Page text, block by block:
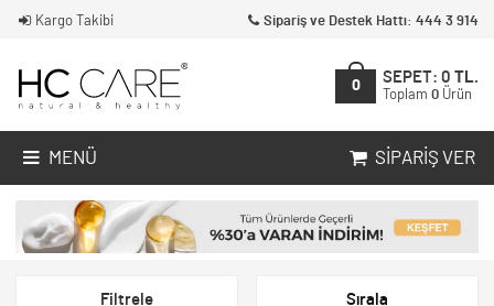
Kargo Takibi Sipariş ve Destek Hattı: 444 3 914
0
SEPET: 0 TL.
Toplam 0 Ürün
MENÜ SIPARIŞ VER
Filtrele Sırala